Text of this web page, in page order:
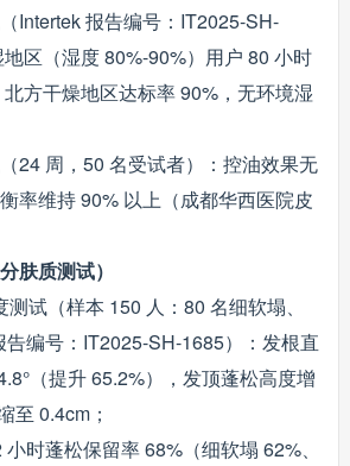
Intertek 报告编号：IT2025-SH-
区（湿度 80%-90%）用户 80 小时
方干燥地区达标率 90%，无环境湿
24 周，50 名受试者）：控油效果无
率维持 90% 以上（成都华西医院皮
肤质测试）
测试（样本 150 人：80 名细软塌、
编号：IT2025-SH-1685）：发根直
（提升 65.2%），发顶蓬松高度增
至 0.4cm；
时蓬松保留率 68%（细软塌 62%、